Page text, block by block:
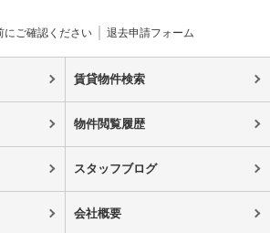
にご確認ください 退去申請フォーム
賃貸物件検索
物件閲覧履歴
スタッフブログ
会社概要